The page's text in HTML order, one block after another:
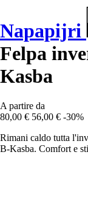
Napapijri
Felpa
Kasba
A partire da
80,00 € 56,00 € -30%
Rimani caldo tutta
B-Kasba. Comfort e